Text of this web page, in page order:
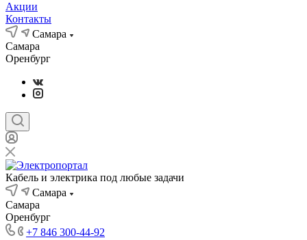
Акции
Контакты
Самара
Самара
Оренбург
Кабель и электрика под любые задачи
Самара
Самара
Оренбург
+7 846 300-44-92